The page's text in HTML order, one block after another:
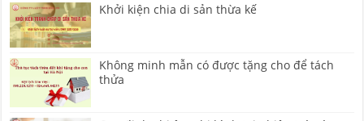
Khởi kiện chia di sản thừa kế
Không minh mẫn có được tặng cho để tách
thửa